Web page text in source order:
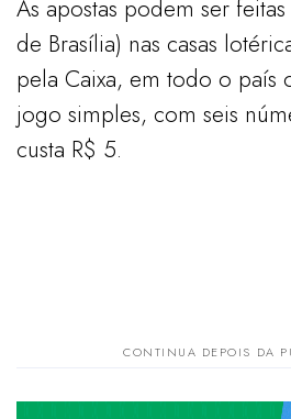
As apostas podem ser
de Brasília) nas casas
pela Caixa, em todo o país
jogo simples, com seis
custa R$ 5.